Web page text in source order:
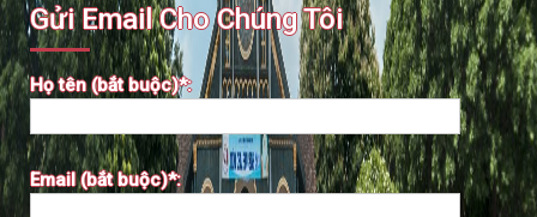
Gửi Email Cho Chúng Tôi
Họ tên (bắt buộc)*:
Email (bắt buộc)*: